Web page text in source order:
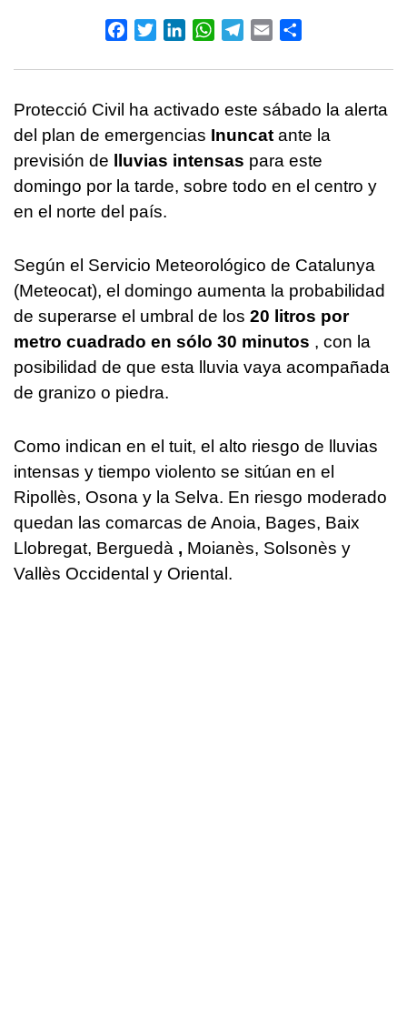
FacebookTwitterLinkedInWhatsApp
Telegram
Email
Protecció Civil ha activado este sábado la alerta
del plan de emergencias Inuncat ante la
previsión de
lluvias intensas para este
domingo por la tarde, sobre todo en el centro y
en el norte del país.
Según el Servicio Meteorológico de Catalunya
(Meteocat), el domingo aumenta la probabilidad
de superarse el umbral de los 20 litros por
metro cuadrado en sólo 30 minutos , con la
posibilidad de que esta lluvia vaya acompañada
de granizo o piedra.
Como indican en el tuit, el alto riesgo de lluvias
intensas y tiempo violento se sitúan en el
Ripollès, Osona y la Selva. En riesgo moderado
quedan las comarcas de Anoia, Bages, Baix
Llobregat, Berguedà , Moianès, Solsonès y
Vallès Occidental y Oriental.